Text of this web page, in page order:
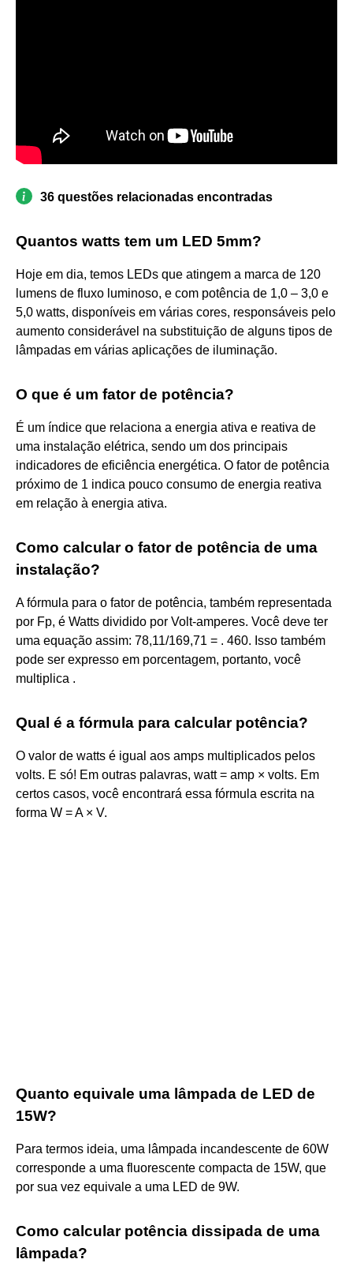
36 questões relacionadas encontradas
Quantos watts tem um LED 5mm?
Hoje em dia, temos LEDs que atingem a marca de 120
lumens de fluxo luminoso, e com potência de 1,0 – 3,0 e
5,0 watts, disponíveis em várias cores, responsáveis pelo
aumento considerável na substituição de alguns tipos de
lâmpadas em várias aplicações de iluminação.
O que é um fator de potência?
É um índice que relaciona a energia ativa e reativa de
uma instalação elétrica, sendo um dos principais
indicadores de eficiência energética. O fator de potência
próximo de 1 indica pouco consumo de energia reativa
em relação à energia ativa.
Como calcular o fator de potência de uma
instalação?
A fórmula para o fator de potência, também representada
por Fp, é Watts dividido por Volt-amperes. Você deve ter
uma equação assim: 78,11/169,71 = . 460. Isso também
pode ser expresso em porcentagem, portanto, você
multiplica .
Qual é a fórmula para calcular potência?
O valor de watts é igual aos amps multiplicados pelos
volts. E só! Em outras palavras, watt = amp × volts. Em
certos casos, você encontrará essa fórmula escrita na
forma W = A × V.
Quanto equivale uma lâmpada de LED de
15W?
Para termos ideia, uma lâmpada incandescente de 60W
corresponde a uma fluorescente compacta de 15W, que
por sua vez equivale a uma LED de 9W.
Como calcular potência dissipada de uma
lâmpada?